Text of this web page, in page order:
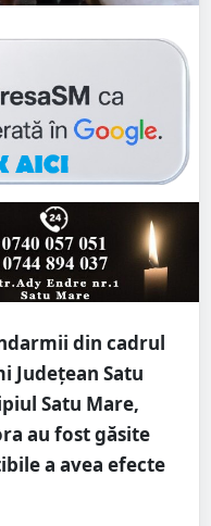
din cadrul
Județean Satu
Satu Mare,
au fost găsite
a avea efecte